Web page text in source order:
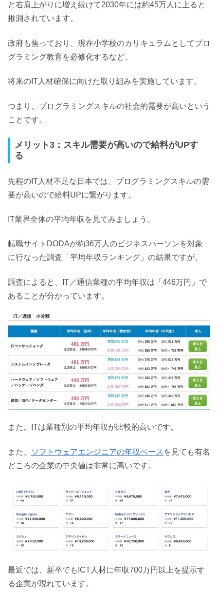
と右肩上がりに増え続けて2030年には約45万人に上ると
推測されています。
政府も焦っており、現在小学校のカリキュラムとしてプロ
グラミング教育を必修化するなど、
将来のIT人材確保に向けた取り組みを実施しています。
つまり、 プログラミングスキルの社会的需要が高いという
ことです。
メリット3：スキル需要が高いので給料がUPす
る
先程のIT人材不足な日本では、 プログラミングスキルの需
要が高いので給料UPに繋がります。
IT業界全体の平均年収を見てみましょう。
転職サイトDODAが約36万人のビジネスパーソンを対象
に行なった調査「平均年収ランキング」の結果ですが、
調査によると、
IT／通信業種の平均年収は「446万円」で
あることが分かっています。
また、 ITは業種別の平均年収が比較的高いです。
また、 ソフトウェアエンジニアの年収ベース を見ても有名
どころの企業の中央値は非常に高いです。
最近では、 新卒でもICT人材に年収700万円以上を提示す
る企業が現れています。